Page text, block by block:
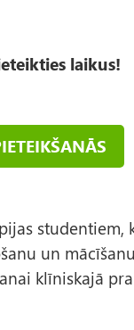
laikus!
studentiem,
un
klīniskajā